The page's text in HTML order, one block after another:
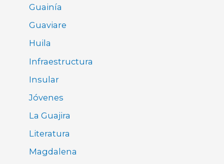
Guainía
Guaviare
Huila
Infraestructura
Insular
Jóvenes
La Guajira
Literatura
Magdalena